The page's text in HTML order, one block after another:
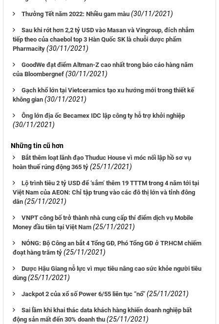
Thưởng Tết năm 2022: Nhiều gam màu (30/11/2021)
Sau khi rót hơn 2,2 tỷ USD vào Masan và Vingroup, đích nhắm
tiếp theo của chaebol top 3 Hàn Quốc SK là chuỗi dược phẩm
Pharmacity (30/11/2021)
GoodWe đạt điểm Altman-Z cao nhất trong báo cáo hàng năm
của Bloombergnef (30/11/2021)
Gạch khổ lớn tại Vietceramics tạo xu hướng mới trong thiết kế
không gian (30/11/2021)
Ông lớn địa ốc Becamex IDC lập công ty hỗ trợ khởi nghiệp
(30/11/2021)
Những tin cũ hơn
Bắt thêm loạt lãnh đạo Thuduc House vì móc nối lập hồ sơ vụ
hoàn thuế rúng động 365 tỷ (25/11/2021)
Lộ trình tiêu 2 tỷ USD để ‘sắm’ thêm 19 TTTM trong 4 năm tới tại
Việt Nam của AEON: Chỉ tập trung vào các đô thị lớn và tỉnh đông
dân (25/11/2021)
VNPT công bố trở thành nhà cung cấp thí điểm dịch vụ Mobile
Money đầu tiên tại Việt Nam (25/11/2021)
NÓNG: Bộ Công an bắt 4 Tổng GĐ, Phó Tổng GĐ ở TP.HCM chiếm
đoạt hàng trăm tỷ (25/11/2021)
Dược Hậu Giang nỗ lực vì mục tiêu nâng cao sức khỏe người tiêu
dùng (25/11/2021)
Jackpot 2 của xổ số Power 6/55 liên tục “nổ” (25/11/2021)
Sai lầm khi khai thác data khách hàng khiến doanh nghiệp bất
động sản mất đến 30% doanh thu (25/11/2021)